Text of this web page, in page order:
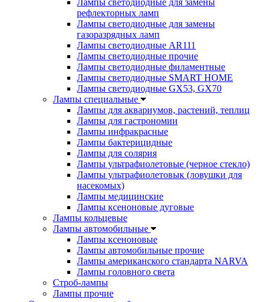
Лампы светодиодные для замены
рефлекторных ламп
Лампы светодиодные для замены
газоразрядных ламп
Лампы светодиодные AR111
Лампы светодиодные прочие
Лампы светодиодные филаментные
Лампы светодиодные SMART HOME
Лампы светодиодные GX53, GX70
Лампы специальные
Лампы для аквариумов, растений, теплиц
Лампы для гастрономии
Лампы инфракрасные
Лампы бактерицидные
Лампы для солярия
Лампы ультрафиолетовые (черное стекло)
Лампы ультрафиолетовык (ловушки для
насекомых)
Лампы медицинские
Лампы ксеноновые дуговые
Лампы кольцевые
Лампы автомобильные
Лампы ксеноновые
Лампы автомобильные прочие
Лампы американского стандарта NARVA
Лампы головного света
Строб-лампы
Лампы прочие